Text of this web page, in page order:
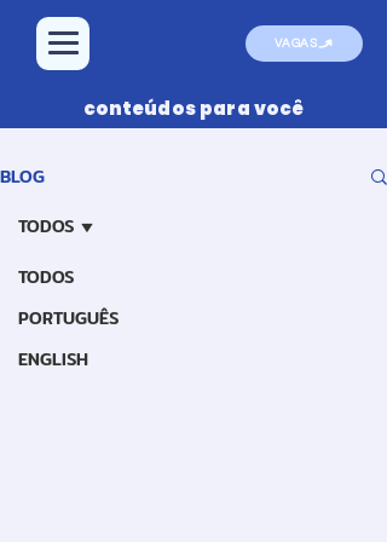
VAGAS
conteúdos para você
BLOG
TODOS
PORTUGUÊS
ENGLISH
TODOS